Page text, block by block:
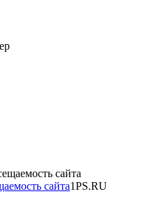
сайта1PS.RU